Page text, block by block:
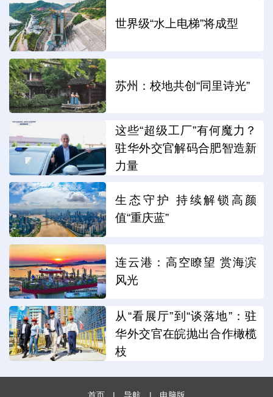
世界级“水上电梯”将成型
苏州：校地共创“同里诗光”
这些“超级工厂”有何魔力？
驻华外交官解码合肥智造新
力量
生态守护 持续解锁高颜
值“重庆蓝”
连云港：高空瞭望 赏海滨
风光
从“看展厅”到“谈落地”：驻
华外交官在皖抛出合作橄榄
枝